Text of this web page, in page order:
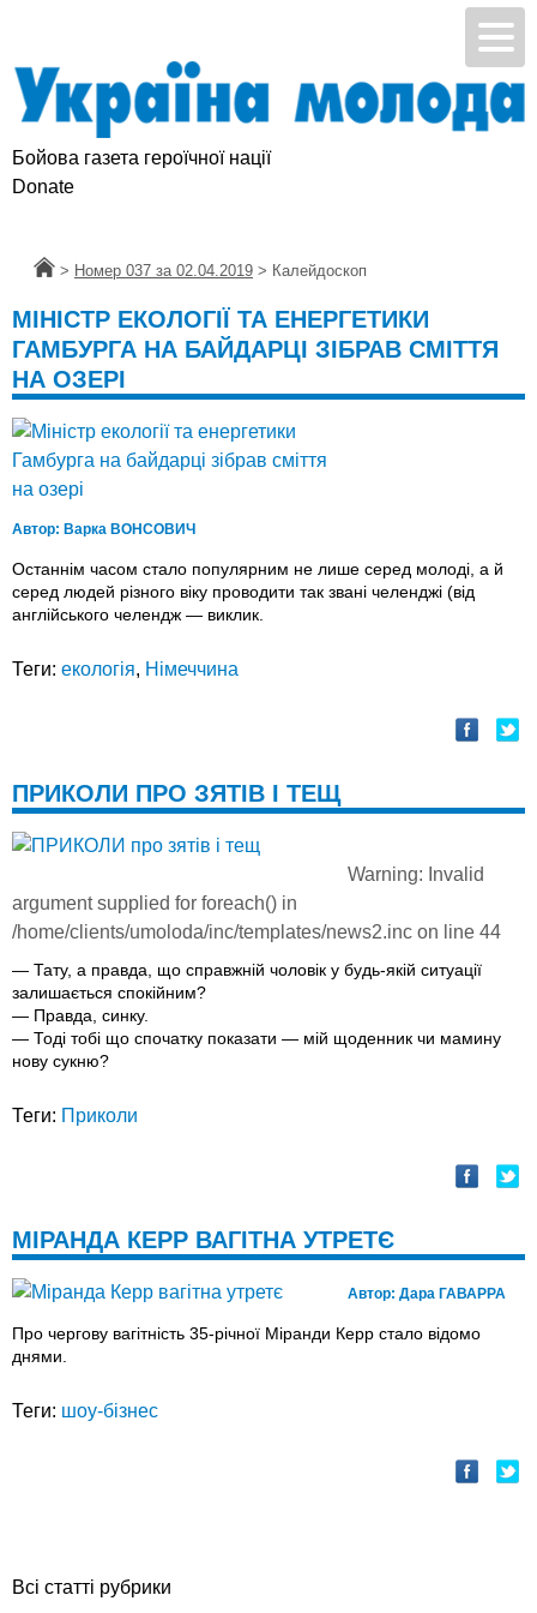
Бойова газета героїчної нації
Donate
Головна
> Номер 037 за 02.04.2019 > Калейдоскоп
МІНІСТР ЕКОЛОГІЇ ТА ЕНЕРГЕТИКИ
ГАМБУРГА НА БАЙДАРЦІ ЗІБРАВ СМІТТЯ
НА ОЗЕРІ
Автор: Варка ВОНСОВИЧ
Останнім часом стало популярним не лише серед молоді, а й
серед людей різного віку проводити так звані челенджі (від
англійського челендж — виклик.
Теги: екологія, Німеччина
ПРИКОЛИ ПРО ЗЯТІВ І ТЕЩ
Warning: Invalid
argument supplied for foreach() in
/home/clients/umoloda/inc/templates/news2.inc on line 44
— Тату, а правда, що справжній чоловік у будь-якій ситуацiї
залишається спокійним?
— Правда, синку.
— Тоді тобі що спочатку показати — мій щоденник чи мамину
нову сукню?
Теги: Приколи
МІРАНДА КЕРР ВАГІТНА УТРЕТЄ
Автор: Дара ГАВАРРА
Про чергову вагітність 35-річної Міранди Керр стало відомо
днями.
Теги: шоу-бізнес
Всі статті рубрики